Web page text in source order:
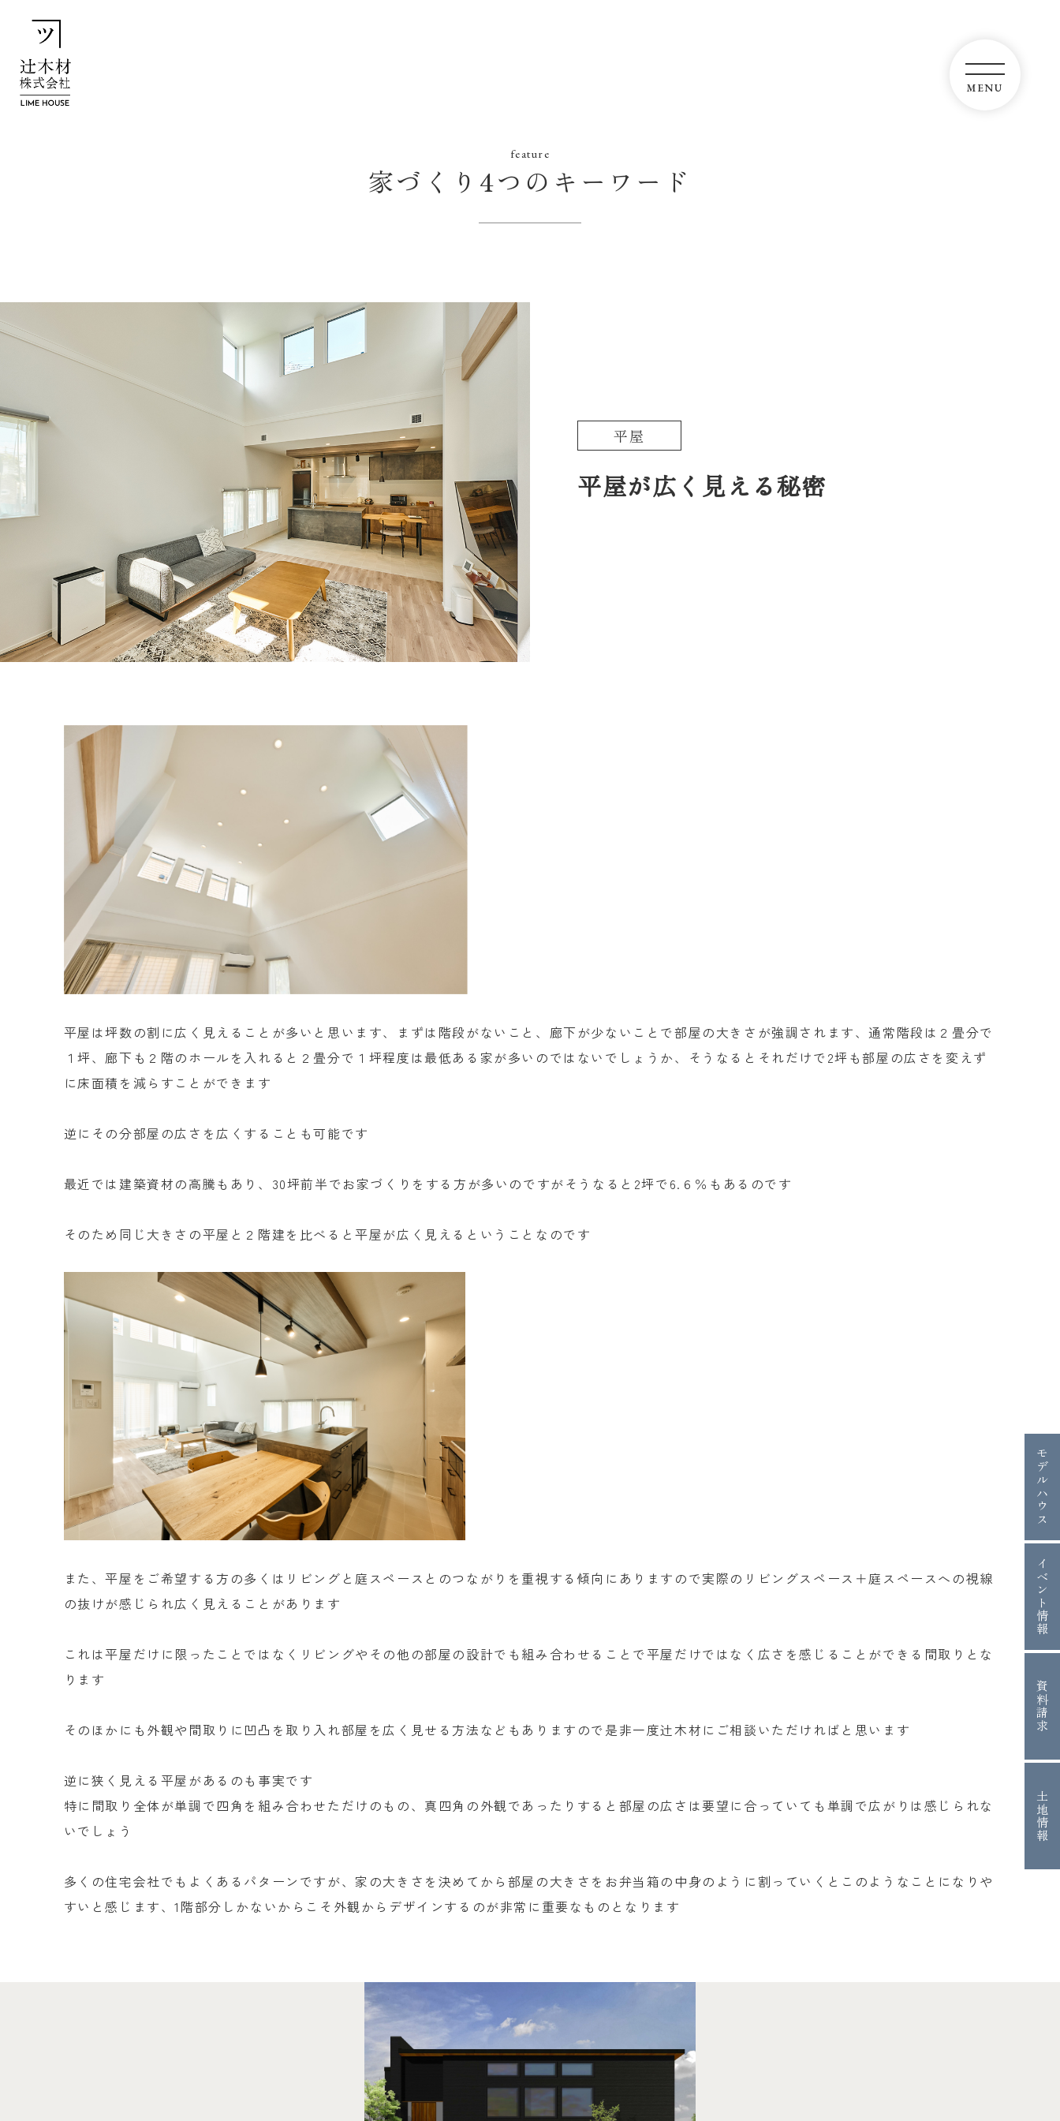
モデルハウス
イベント情報
資料請求
土地情報
feature
家づくり4つのキーワード
平屋
平屋が広く見える秘密
平屋は坪数の割に広く見えることが多いと思います、まずは階段がないこと、廊下が少ないことで部屋の大きさが強調されます、通常階段は２畳分で
１坪、廊下も２階のホールを入れると２畳分で１坪程度は最低ある家が多いのではないでしょうか、そうなるとそれだけで2坪も部屋の広さを変えず
に床面積を減らすことができます
逆にその分部屋の広さを広くすることも可能です
最近では建築資材の高騰もあり、 30坪前半でお家づくりをする方が多いのですがそうなると 2坪で6. ６％もあるのです
そのため同じ大きさの平屋と２階建を比べると平屋が広く見えるということなのです
また、平屋をご希望する方の多くはリビングと庭スペースとのつながりを重視する傾向にありますので実際のリビングスペース＋庭スペースへの視線
の抜けが感じられ広く見えることがあります
これは平屋だけに限ったことではなくリビングやその他の部屋の設計でも組み合わせることで平屋だけではなく広さを感じることができる間取りとな
ります
そのほかにも外観や間取りに凹凸を取り入れ部屋を広く見せる方法などもありますので是非一度辻木材にご相談いただければと思います
逆に狭く見える平屋があるのも事実です
特に間取り全体が単調で四角を組み合わせただけのもの、真四角の外観であったりすると部屋の広さは要望に合っていても単調で広がりは感じられな
いでしょう
多くの住宅会社でもよくあるパターンですが、家の大きさを決めてから部屋の大きさをお弁当箱の中身のように割っていくとこのようなことになりや
すいと感じます、1 階部分しかないからこそ外観からデザインするのが非常に重要なものとなります